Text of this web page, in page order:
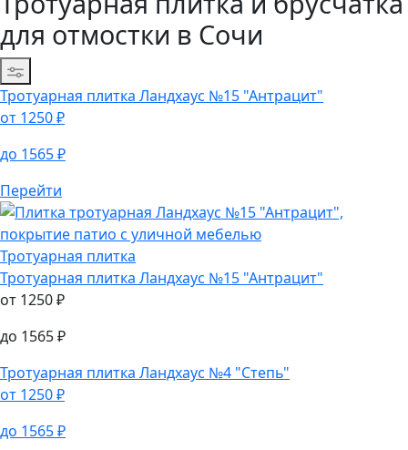
Конструктор
Живые фото
Тротуарная плитка и брусчатка
для отмостки в Сочи
Сортировка
Тротуарная плитка
от1250₽
до1565₽
Перейти
Тротуарная плитка
Тротуарная плитка Ландхаус №15 "Антрацит"
от 1250₽
до 1565₽